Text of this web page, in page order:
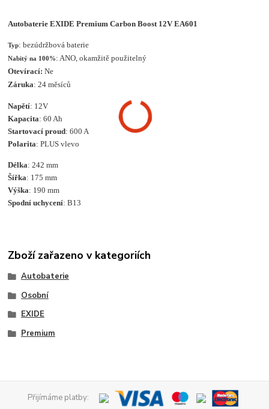
Autobaterie EXIDE Premium Carbon Boost 12V EA601
Typ: bezúdržbová baterie
Nabitý na 100%: ANO, okamžitě použitelný
Otevírací:Ne
Záruka: 24 měsíců
Napětí: 12V
Kapacita: 60 Ah
Startovací proud: 600 A
Polarita: PLUS vlevo
Délka: 242 mm
Šířka: 175 mm
Výška: 190 mm
Spodní uchycení: B13
Zboží zařazeno v kategoriích
Autobaterie
Osobní
EXIDE
Premium
Přijímáme platby: